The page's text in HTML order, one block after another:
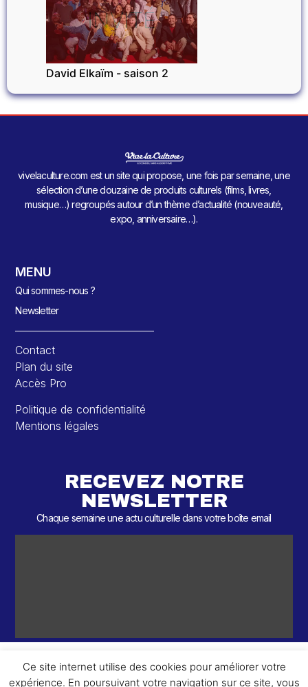
INVITÉ
David Elkaïm - saison 2
vivelaculture.com est un site qui propose, une fois par semaine, une
sélection d’une douzaine de produits culturels (films, livres,
musique…) regroupés autour d’un thème d’actualité (nouveauté,
expo, anniversaire…).
MENU
Qui sommes-nous ?
Newsletter
Contact
Plan du site
Accès Pro
Politique de confidentialité
Mentions légales
RECEVEZ NOTRE
NEWSLETTER
Chaque semaine une actu culturelle dans votre boîte email
Ce site internet utilise des cookies pour améliorer votre
expérience. En poursuivant votre navigation sur ce site, vous